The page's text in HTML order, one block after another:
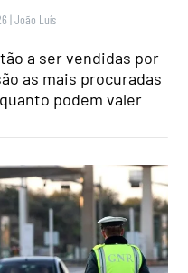
|João Luís
a ser vendidas por
as mais procuradas
podem valer